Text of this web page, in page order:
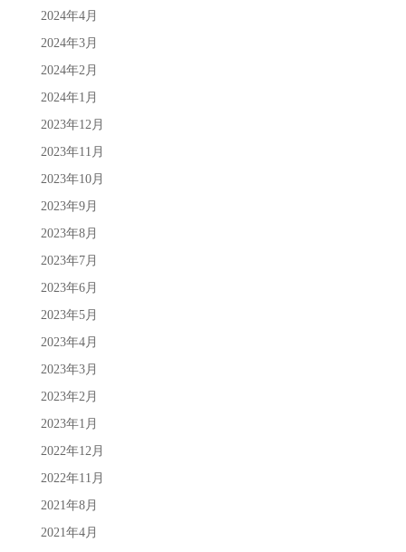
2024年4月
2024年3月
2024年2月
2024年1月
2023年12月
2023年11月
2023年10月
2023年9月
2023年8月
2023年7月
2023年6月
2023年5月
2023年4月
2023年3月
2023年2月
2023年1月
2022年12月
2022年11月
2021年8月
2021年4月